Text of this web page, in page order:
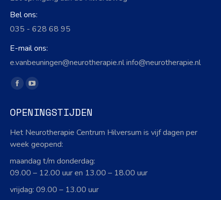
Bel ons:
035 - 628 68 95
E-mail ons:
e.vanbeuningen@neurotherapie.nl info@neurotherapie.nl
Vind ons op:
Facebook
opens
in
new
YouTube
opens
new
OPENINGSTIJDEN
Het Neurotherapie Centrum Hilversum is vijf dagen per
week geopend:
maandag t/m donderdag:
09.00 – 12.00 uur en 13.00 – 18.00 uur
vrijdag: 09.00 – 13.00 uur